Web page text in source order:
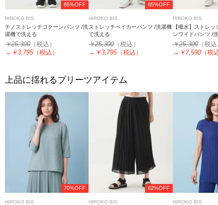
85%OFF
HIROKO BIS
チノストレッチコクーンパンツ /洗
濯機で洗える
￥25,300 （税込）
→ ￥3,795（税込）
85%OFF
HIROKO BIS
ストレッチベイカーパンツ /洗濯機
で洗える
￥25,300（税込）
→ ￥3,795（税込）
HIROKO BIS
【撥水】ストレ
ンワイドパンツ /
￥25,300（税
→ ￥7,590（税
上品に揺れるプリーツアイテム
70%OFF
HIROKO BIS
62%OFF
HIROKO BIS HIROKO BIS